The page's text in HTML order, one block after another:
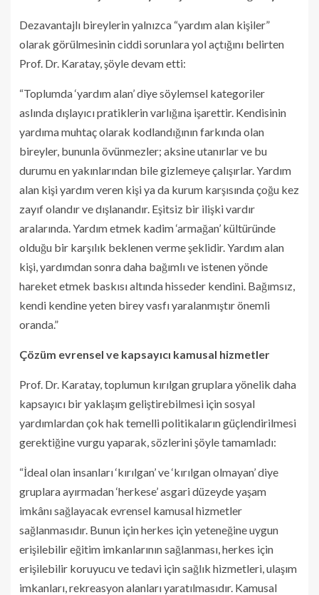
Dezavantajlı bireylerin yalnızca “yardım alan kişiler”
olarak görülmesinin ciddi sorunlara yol açtığını belirten
Prof. Dr. Karatay, şöyle devam etti:
“Toplumda ‘yardım alan’ diye söylemsel kategoriler
aslında dışlayıcı pratiklerin varlığına işarettir. Kendisinin
yardıma muhtaç olarak kodlandığının farkında olan
bireyler, bununla övünmezler; aksine utanırlar ve bu
durumu en yakınlarından bile gizlemeye çalışırlar. Yardım
alan kişi yardım veren kişi ya da kurum karşısında çoğu kez
zayıf olandır ve dışlanandır. Eşitsiz bir ilişki vardır
aralarında. Yardım etmek kadim ‘armağan’ kültüründe
olduğu bir karşılık beklenen verme şeklidir. Yardım alan
kişi, yardımdan sonra daha bağımlı ve istenen yönde
hareket etmek baskısı altında hisseder kendini. Bağımsız,
kendi kendine yeten birey vasfı yaralanmıştır önemli
oranda.”
Çözüm evrensel ve kapsayıcı kamusal hizmetler
Prof. Dr. Karatay, toplumun kırılgan gruplara yönelik daha
kapsayıcı bir yaklaşım geliştirebilmesi için sosyal
yardımlardan çok hak temelli politikaların güçlendirilmesi
gerektiğine vurgu yaparak, sözlerini şöyle tamamladı:
“İdeal olan insanları ‘kırılgan’ ve ‘kırılgan olmayan’ diye
gruplara ayırmadan ‘herkese’ asgari düzeyde yaşam
imkânı sağlayacak evrensel kamusal hizmetler
sağlanmasıdır. Bunun için herkes için yeteneğine uygun
erişilebilir eğitim imkanlarının sağlanması, herkes için
erişilebilir koruyucu ve tedavi için sağlık hizmetleri, ulaşım
imkanları, rekreasyon alanları yaratılmasıdır. Kamusal